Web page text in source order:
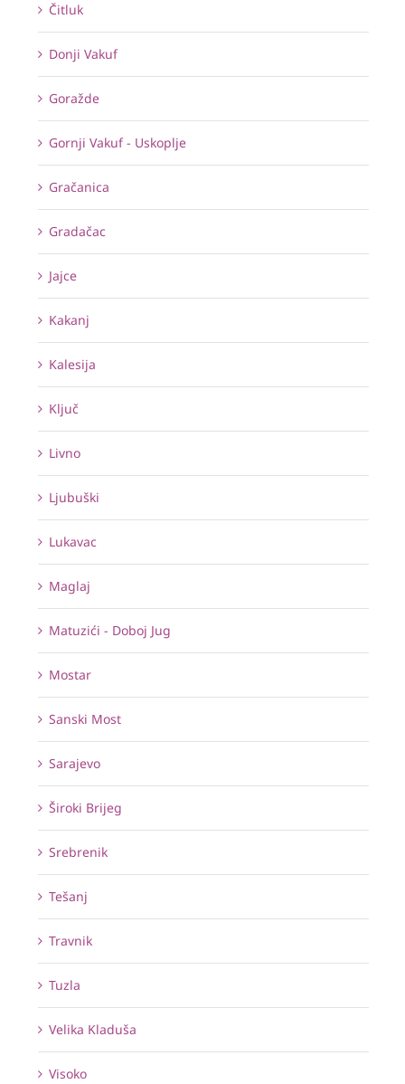
Čitluk
Donji Vakuf
Goražde
Gornji Vakuf - Uskoplje
Gračanica
Gradačac
Jajce
Kakanj
Kalesija
Ključ
Livno
Ljubuški
Lukavac
Maglaj
Matuzići - Doboj Jug
Mostar
Sanski Most
Sarajevo
Široki Brijeg
Srebrenik
Tešanj
Travnik
Tuzla
Velika Kladuša
Visoko